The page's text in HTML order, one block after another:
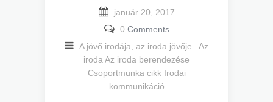
január 20, 2017
0 Comments
A jövő irodája, az iroda jövője..
Az
iroda Az iroda berendezése
Csoportmunka cikk Irodai
kommunikáció